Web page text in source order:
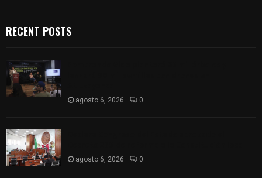
RECENT POSTS
agosto 6, 2026 0
agosto 6, 2026 0